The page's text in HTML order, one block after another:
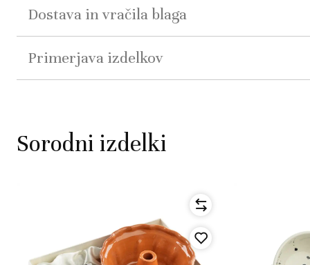
Dostava in vračila blaga
Primerjava izdelkov
Sorodni izdelki